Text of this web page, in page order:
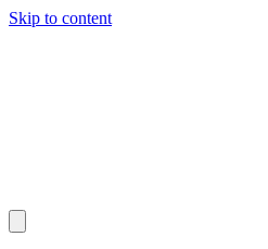
Skip to content